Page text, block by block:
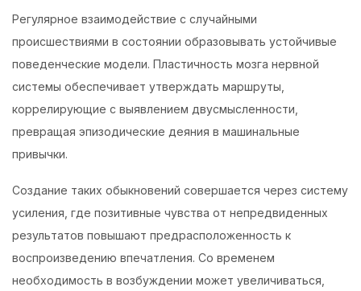
Регулярное взаимодействие с случайными
происшествиями в состоянии образовывать устойчивые
поведенческие модели. Пластичность мозга нервной
системы обеспечивает утверждать маршруты,
коррелирующие с выявлением двусмысленности,
превращая эпизодические деяния в машинальные
привычки.
Создание таких обыкновений совершается через систему
усиления, где позитивные чувства от непредвиденных
результатов повышают предрасположенность к
воспроизведению впечатления. Со временем
необходимость в возбуждении может увеличиваться,